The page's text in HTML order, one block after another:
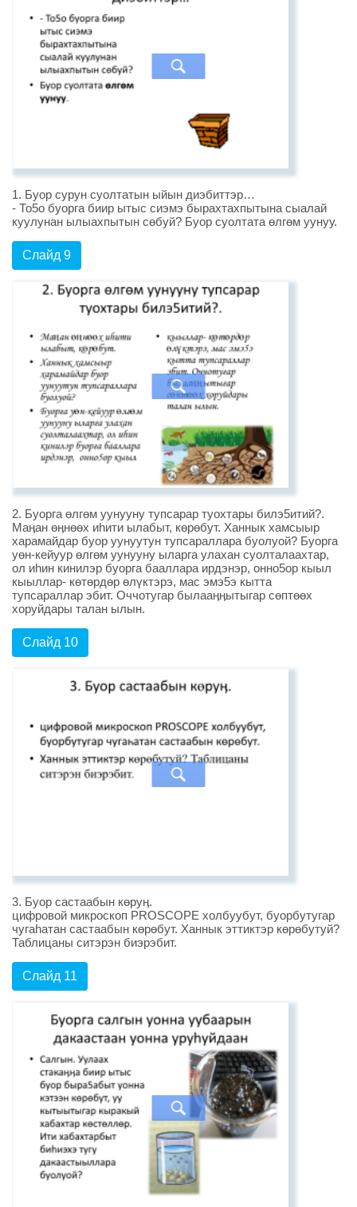
1. Буор сурун суолтатын ыйын диэбиттэр…
- То5о буорга биир ытыс сиэмэ бырахтахпытына сыалай
куулунан ылыахпытын сөбуй? Буор суолтата өлгөм уунуу.
Слайд 9
2. Буорга өлгөм уунууну тупсарар туохтары билэ5итий?.
Маӊан өӊнөөх иhити ылабыт, көрөбут. Ханнык хамсыыр
харамайдар буор уунуутун тупсараллара буолуой? Буорга
уөн-кейуур өлгөм уунууну ыларга улахан суолталаахтар,
ол иhин кинилэр буорга бааллара ирдэнэр, онно5ор кыыл
кыыллар- көтөрдөр өлүктэрэ, мас эмэ5э кытта
тупсараллар эбит. Оччотугар былааӊӊытыгар сөптөөх
хоруйдары талан ылын.
Слайд 10
3. Буор састаабын көруӊ.
цифровой микроскоп PROSCOPE холбуубут, буорбутугар
чугаһатан састаабын көрөбут. Ханнык эттиктэр көрөбутуй?
Таблицаны ситэрэн биэрэбит.
Слайд 11